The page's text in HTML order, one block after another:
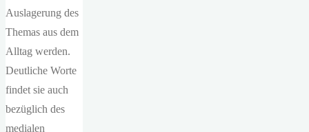
Auslagerung des
Themas aus dem
Alltag werden.
Deutliche Worte
findet sie auch
bezüglich des
medialen